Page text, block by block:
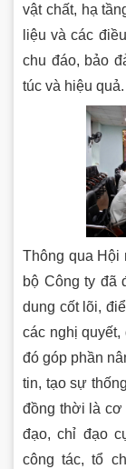
vật chất, hạ
liệu và các
chu đáo, bảo
túc và hiệu quả.
Thông qua Hội
bộ Công ty đã
dung cốt lõi,
các nghị quyết,
đó góp phần
tin, tạo sự
đồng thời là cơ
đạo, chỉ đạo
công tác, tổ